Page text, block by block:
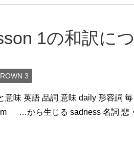
1の和訳に
3
意味 英語 品詞 意味 daily 形容詞
…から生じる sadness 名詞 悲